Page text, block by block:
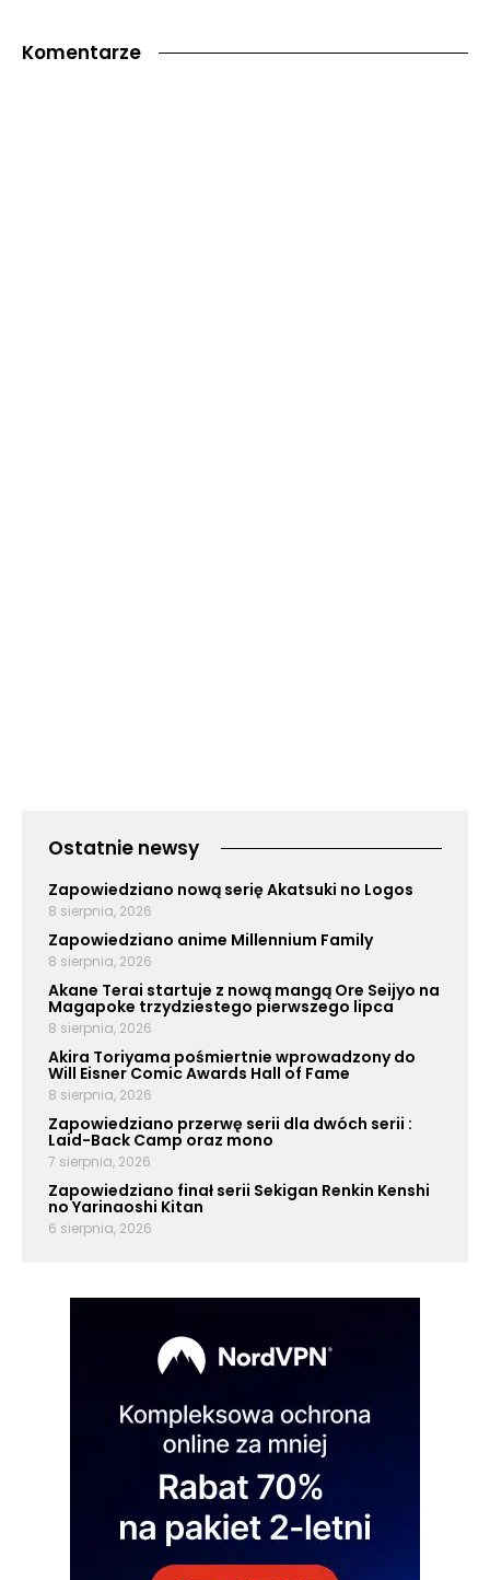
Komentarze
Ostatnie newsy
Zapowiedziano nową serię Akatsuki no Logos
8 sierpnia, 2026
Zapowiedziano anime Millennium Family
8 sierpnia, 2026
Akane Terai startuje z nową mangą Ore Seijyo na
Magapoke trzydziestego pierwszego lipca
8 sierpnia, 2026
Akira Toriyama pośmiertnie wprowadzony do
Will Eisner Comic Awards Hall of Fame
8 sierpnia, 2026
Zapowiedziano przerwę serii dla dwóch serii :
Laid-Back Camp oraz mono
7 sierpnia, 2026
Zapowiedziano finał serii Sekigan Renkin Kenshi
no Yarinaoshi Kitan
6 sierpnia, 2026